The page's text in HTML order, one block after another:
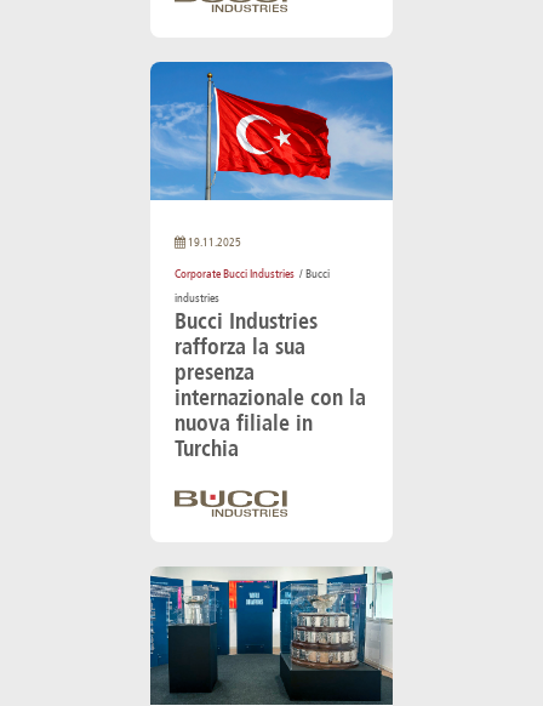
19.11.2025
Corporate Bucci Industries / Bucci
industries
Bucci Industries
rafforza la sua
presenza
internazionale con la
nuova filiale in
Turchia